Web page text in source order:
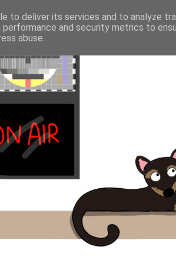
to deliver its services and to analyze
and security metrics to
abuse.